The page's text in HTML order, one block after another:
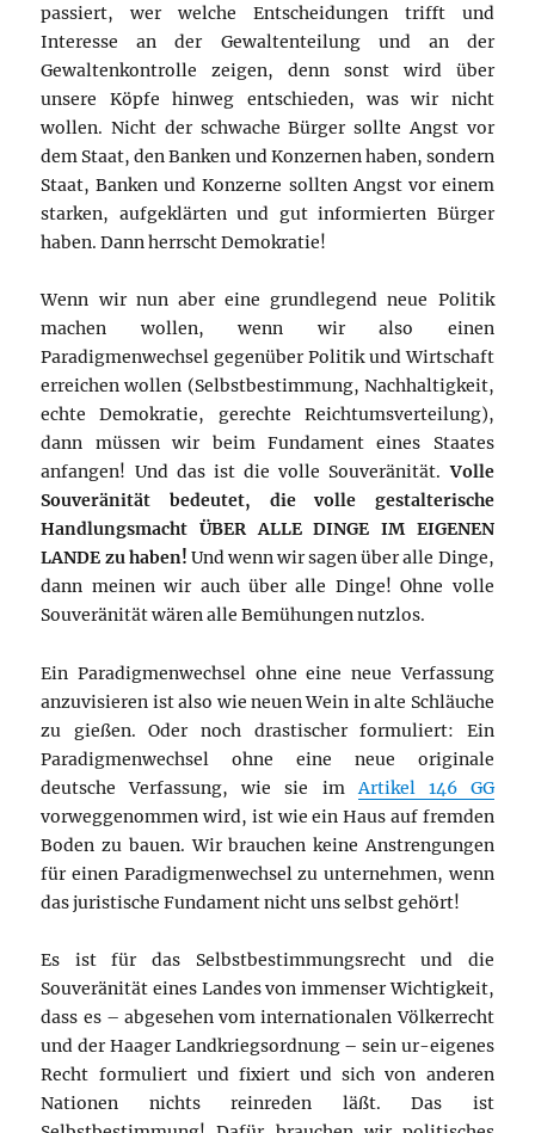
passiert, wer welche Entscheidungen trifft und
Interesse an der Gewaltenteilung und an der
Gewaltenkontrolle zeigen, denn sonst wird über
unsere Köpfe hinweg entschieden, was wir nicht
wollen. Nicht der schwache Bürger sollte Angst vor
dem Staat, den Banken und Konzernen haben, sondern
Staat, Banken und Konzerne sollten Angst vor einem
starken, aufgeklärten und gut informierten Bürger
haben. Dann herrscht Demokratie!
Wenn wir nun aber eine grundlegend neue Politik
machen wollen, wenn wir also einen
Paradigmenwechsel gegenüber Politik und Wirtschaft
erreichen wollen (Selbstbestimmung, Nachhaltigkeit,
echte Demokratie, gerechte Reichtumsverteilung),
dann müssen wir beim Fundament eines Staates
anfangen! Und das ist die volle Souveränität.Volle
Souveränität bedeutet, die volle gestalterische
Handlungsmacht ÜBER ALLE DINGE IM EIGENEN
LANDE zu haben! Und wenn wir sagen über alle Dinge,
dann meinen wir auch über alle Dinge! Ohne volle
Souveränität wären alle Bemühungen nutzlos.
Ein Paradigmenwechsel ohne eine neue Verfassung
anzuvisieren ist also wie neuen Wein in alte Schläuche
zu gießen. Oder noch drastischer formuliert: Ein
Paradigmenwechsel ohne eine neue originale
deutsche Verfassung, wie sie imArtikel 146 GG
vorweggenommen wird, ist wie ein Haus auf fremden
Boden zu bauen. Wir brauchen keine Anstrengungen
für einen Paradigmenwechsel zu unternehmen, wenn
das juristische Fundament nicht uns selbst gehört!
Es ist für das Selbstbestimmungsrecht und die
Souveränität eines Landes von immenser Wichtigkeit,
dass es – abgesehen vom internationalen Völkerrecht
und der Haager Landkriegsordnung – sein ur-eigenes
Recht formuliert und fixiert und sich von anderen
Nationen nichts reinreden läßt. Das ist